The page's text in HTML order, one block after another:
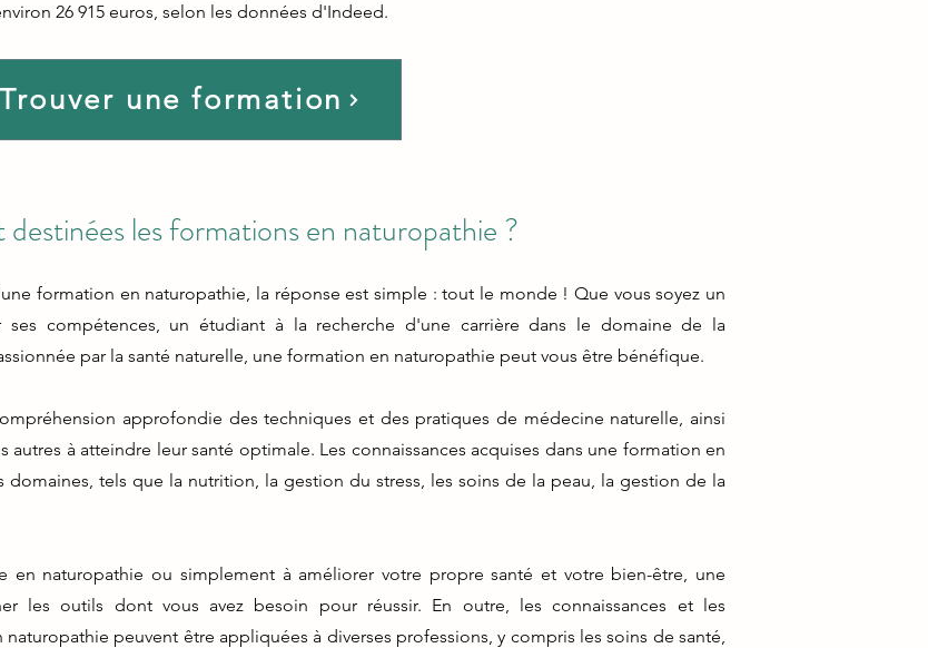
26 915 euros, selon les données d'Indeed.
Trouver une formation
destinées les formations en naturopathie ?
formation en naturopathie, la réponse est simple : tout le monde ! Que vous soyez un
ses compétences, un étudiant à la recherche d'une carrière dans le domaine de la
par la santé naturelle, une formation en naturopathie peut vous être bénéfique.
approfondie des techniques et des pratiques de médecine naturelle, ainsi
à atteindre leur santé optimale. Les connaissances acquises dans une formation en
tels que la nutrition, la gestion du stress, les soins de la peau, la gestion de la
en naturopathie ou simplement à améliorer votre propre santé et votre bien-être, une
les outils dont vous avez besoin pour réussir. En outre, les connaissances et les
peuvent être appliquées à diverses professions, y compris les soins de santé,